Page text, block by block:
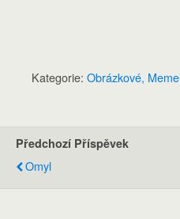
Kategorie: Obrázkové, Meme
Předchozí Příspěvek
Omyl